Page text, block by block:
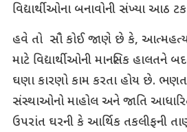
વિદ્યાર્થીઓના બનાવોની સંખ્યા આઠ
હવે તો સૌ કોઈ જાણે છે કે,
માટે વિદ્યાર્થીઓની માનસિક હાલતને
ઘણા કારણો કામ કરતા હોય છે.
સંસ્થાઓનો માહોલ અને જાતિ
ઉપરાંત ઘરની કે આર્થિક તકલીફની